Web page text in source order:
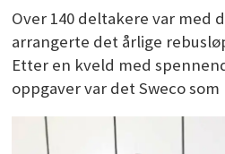
Over 140 deltakere var med
arrangerte det årlige
Etter en kveld med
oppgaver var det Sweco